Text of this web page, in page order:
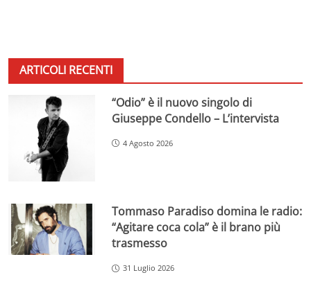
ARTICOLI RECENTI
“Odio” è il nuovo singolo di
Giuseppe Condello – L’intervista
4 Agosto 2026
Tommaso Paradiso domina le radio:
“Agitare coca cola” è il brano più
trasmesso
31 Luglio 2026